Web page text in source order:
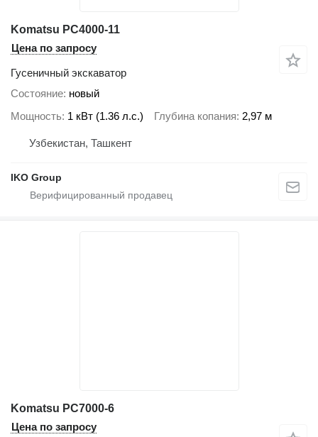
Komatsu PC4000-11
Цена по запросу
Гусеничный экскаватор
Состояние новый
Мощность 1 кВт (1.36 л.с.) Глубина копания 2,97 м
Узбекистан, Ташкент
IKO Group
Komatsu PC7000-6
Цена по запросу